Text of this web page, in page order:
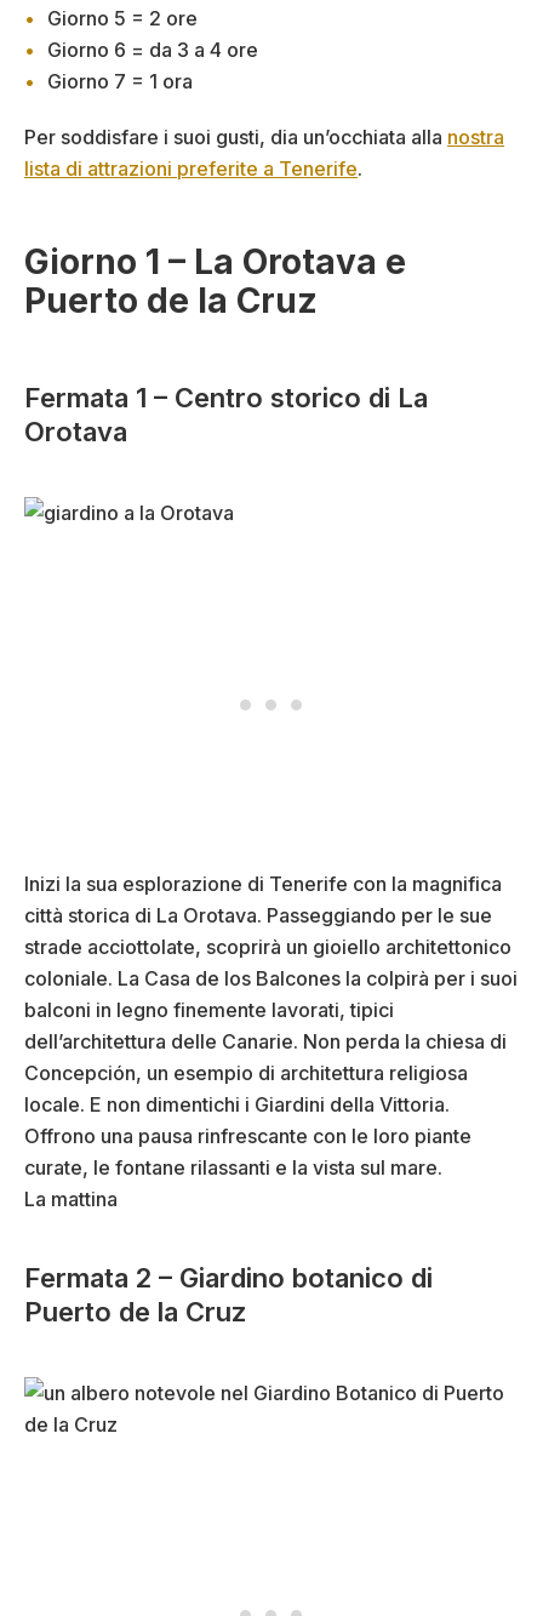
Giorno 5 = 2 ore
Giorno 6 = da 3 a 4 ore
Giorno 7 = 1 ora
Per soddisfare i suoi gusti, dia un’occhiata alla nostra
lista di attrazioni preferite a Tenerife.
Giorno 1 – La Orotava e
Puerto de la Cruz
Fermata 1 – Centro storico di La
Orotava
Inizi la sua esplorazione di Tenerife con la magnifica
città storica di La Orotava. Passeggiando per le sue
strade acciottolate, scoprirà un gioiello architettonico
coloniale. La Casa de los Balcones la colpirà per i suoi
balconi in legno finemente lavorati, tipici
dell’architettura delle Canarie. Non perda la chiesa di
Concepción, un esempio di architettura religiosa
locale. E non dimentichi i Giardini della Vittoria.
Offrono una pausa rinfrescante con le loro piante
curate, le fontane rilassanti e la vista sul mare.
La mattina
Fermata 2 – Giardino botanico di
Puerto de la Cruz